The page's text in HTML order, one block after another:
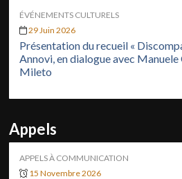
ÉVÉNEMENTS CULTURELS
29 Juin 2026
Présentation du recueil «
Annovi, en dialogue avec
Mileto
Appels
APPELS À COMMUNICATION
15 Novembre 2026